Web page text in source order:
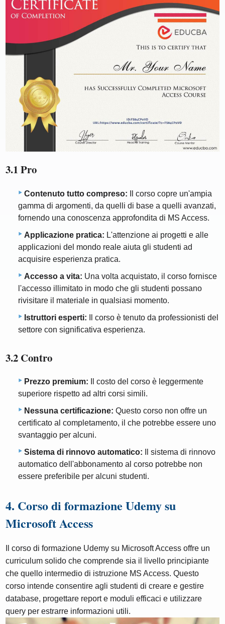
3.1 Pro
Contenuto tutto compreso: Il corso copre un'ampia
gamma di argomenti, da quelli di base a quelli avanzati,
fornendo una conoscenza approfondita di MS Access.
Applicazione pratica: L'attenzione ai progetti e alle
applicazioni del mondo reale aiuta gli studenti ad
acquisire esperienza pratica.
Accesso a vita: Una volta acquistato, il corso fornisce
l'accesso illimitato in modo che gli studenti possano
rivisitare il materiale in qualsiasi momento.
Istruttori esperti: Il corso è tenuto da professionisti del
settore con significativa esperienza.
3.2 Contro
Prezzo premium: Il costo del corso è leggermente
superiore rispetto ad altri corsi simili.
Nessuna certificazione: Questo corso non offre un
certificato al completamento, il che potrebbe essere uno
svantaggio per alcuni.
Sistema di rinnovo automatico: Il sistema di rinnovo
automatico dell'abbonamento al corso potrebbe non
essere preferibile per alcuni studenti.
4. Corso di formazione Udemy su
Microsoft Access
Il corso di formazione Udemy su Microsoft Access offre un
curriculum solido che comprende sia il livello principiante
che quello intermedio di istruzione MS Access. Questo
corso intende consentire agli studenti di creare e gestire
database, progettare report e moduli efficaci e utilizzare
query per estrarre informazioni utili.